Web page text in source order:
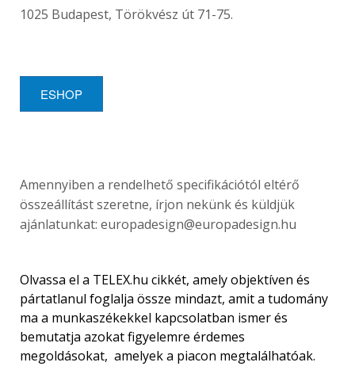
1025 Budapest, Törökvész út 71-75.
ESHOP
Amennyiben a rendelhető specifikációtól eltérő
összeállítást szeretne, írjon nekünk és küldjük
ajánlatunkat: europadesign@europadesign.hu
Olvassa el a TELEX.hu cikkét, amely objektíven és
pártatlanul foglalja össze mindazt, amit a tudomány
ma a munkaszékekkel kapcsolatban ismer és
bemutatja azokat figyelemre érdemes
megoldásokat, amelyek a piacon megtalálhatóak.